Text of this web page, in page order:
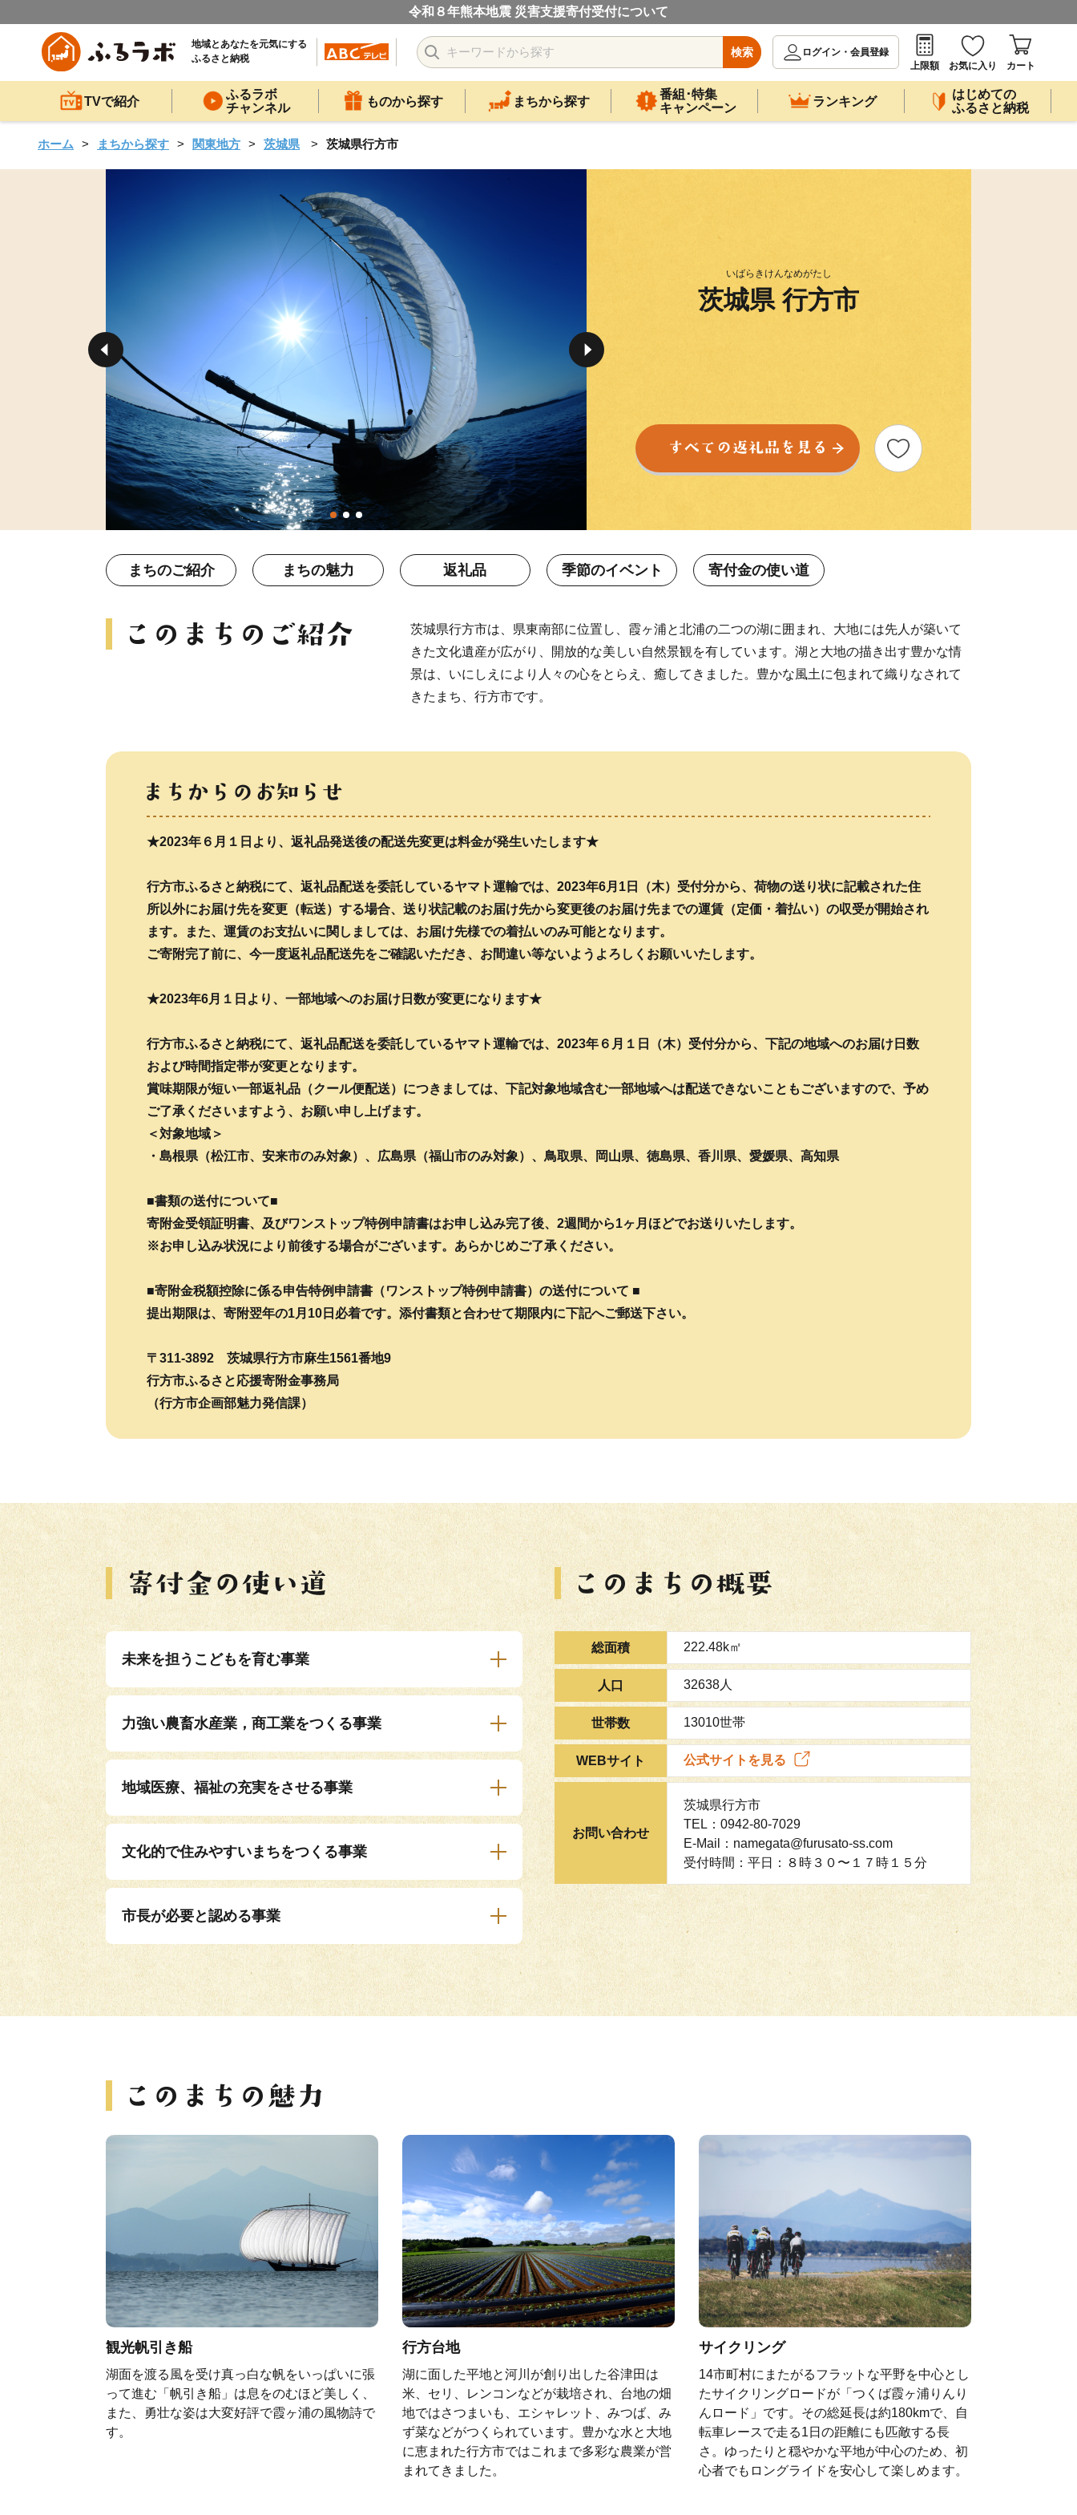
令和８年熊本地震 災害支援寄付受付について
地域とあなたを元気にする
ふるさと納税
検索
ログイン・会員登録
上限額
お気に入り カート
TVで紹介
ふるラボ
チャンネル
ものから探す まちから探す
番組･特集
キャンペーン
ランキング
はじめての
ふるさと納税
ホーム まちから探す 関東地方 茨城県 茨城県行方市
いばらきけんなめがたし
茨城県 行方市
まちのご紹介 まちの魅力 返礼品 季節のイベント 寄付金の使い道
茨城県行方市は、県東南部に位置し、霞ヶ浦と北浦の二つの湖に囲まれ、大地には先人が築いて
きた文化遺産が広がり、開放的な美しい自然景観を有しています。湖と大地の描き出す豊かな情
景は、いにしえにより人々の心をとらえ、癒してきました。豊かな風土に包まれて織りなされて
きたまち、行方市です。
★2023年６月１日より、返礼品発送後の配送先変更は料金が発生いたします★
行方市ふるさと納税にて、返礼品配送を委託しているヤマト運輸では、2023年6月1日（木）受付分から、荷物の送り状に記載された住
所以外にお届け先を変更（転送）する場合、送り状記載のお届け先から変更後のお届け先までの運賃（定価・着払い）の収受が開始され
ます。また、運賃のお支払いに関しましては、お届け先様での着払いのみ可能となります。
ご寄附完了前に、今一度返礼品配送先をご確認いただき、お間違い等ないようよろしくお願いいたします。
★2023年6月１日より、一部地域へのお届け日数が変更になります★
行方市ふるさと納税にて、返礼品配送を委託しているヤマト運輸では、2023年６月１日（木）受付分から、下記の地域へのお届け日数
および時間指定帯が変更となります。
賞味期限が短い一部返礼品（クール便配送）につきましては、下記対象地域含む一部地域へは配送できないこともございますので、予め
ご了承くださいますよう、お願い申し上げます。
＜対象地域＞
・島根県（松江市、安来市のみ対象）、広島県（福山市のみ対象）、鳥取県、岡山県、徳島県、香川県、愛媛県、高知県
■書類の送付について■
寄附金受領証明書、及びワンストップ特例申請書はお申し込み完了後、2週間から1ヶ月ほどでお送りいたします。
※お申し込み状況により前後する場合がございます。あらかじめご了承ください。
■寄附金税額控除に係る申告特例申請書（ワンストップ特例申請書）の送付について ■
提出期限は、寄附翌年の1月10日必着です。添付書類と合わせて期限内に下記へご郵送下さい。
〒311-3892 茨城県行方市麻生1561番地9
行方市ふるさと応援寄附金事務局
（行方市企画部魅力発信課）
未来を担うこどもを育む事業
力強い農畜水産業，商工業をつくる事業
地域医療、福祉の充実をさせる事業
文化的で住みやすいまちをつくる事業
市長が必要と認める事業
総面積 222.48k㎡
人口 32638人
世帯数 13010世帯
WEBサイト 公式サイトを見る
お問い合わせ
茨城県行方市
TEL：0942-80-7029
E-Mail：namegata@furusato-ss.com
受付時間：平日：８時３０〜１７時１５分
観光帆引き船
湖面を渡る風を受け真っ白な帆をいっぱいに張
って進む「帆引き船」は息をのむほど美しく、
また、勇壮な姿は大変好評で霞ヶ浦の風物詩で
す。
行方台地
湖に面した平地と河川が創り出した谷津田は
米、セリ、レンコンなどが栽培され、台地の畑
地ではさつまいも、エシャレット、みつば、み
ず菜などがつくられています。豊かな水と大地
に恵まれた行方市ではこれまで多彩な農業が営
まれてきました。
サイクリング
14市町村にまたがるフラットな平野を中心とし
たサイクリングロードが「つくば霞ヶ浦りんり
んロード」です。その総延長は約180kmで、自
転車レースで走る1日の距離にも匹敵する長
さ。ゆったりと穏やかな平地が中心のため、初
心者でもロングライドを安心して楽しめます。